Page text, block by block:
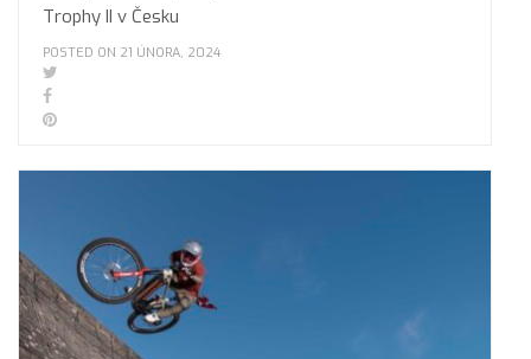
Trophy II v Česku
POSTED ON 21 ÚNORA, 2024